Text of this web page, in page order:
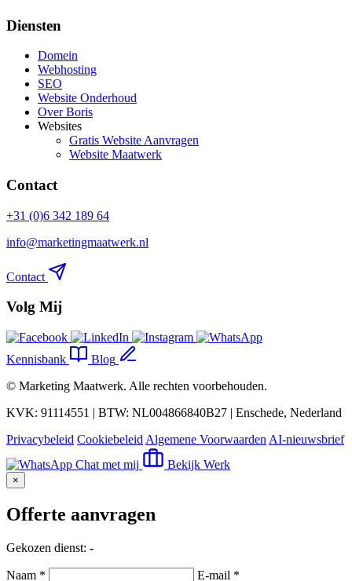
Diensten
Domein
Webhosting
SEO
Website Onderhoud
Over Boris
Websites
Gratis Website Aanvragen
Website Maatwerk
Contact
+31 (0)6 342 189 64
info@marketingmaatwerk.nl
Contact
Volg Mij
Kennisbank
Blog
© Marketing Maatwerk. Alle rechten voorbehouden.
KVK: 91114551 | BTW: NL004866840B27 | Enschede, Nederland
Privacybeleid Cookiebeleid Algemene Voorwaarden AI-nieuwsbrief
Chat met mij
Bekijk Werk
×
Offerte aanvragen
Gekozen dienst: -
Naam * E-mail *